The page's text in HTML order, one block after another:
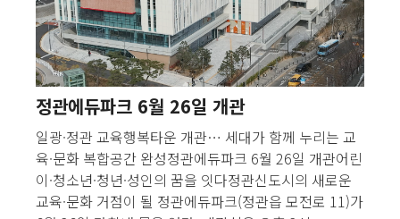
정관에듀파크 6월 26일 개관
일광·정관 교육행복타운 개관… 세대가 함께 누리는 교
육·문화 복합공간 완성정관에듀파크 6월 26일 개관어린
이·청소년·청년·성인의 꿈을 잇다정관신도시의 새로운
교육·문화 거점이 될 정관에듀파크(정관읍 모전로 11)가